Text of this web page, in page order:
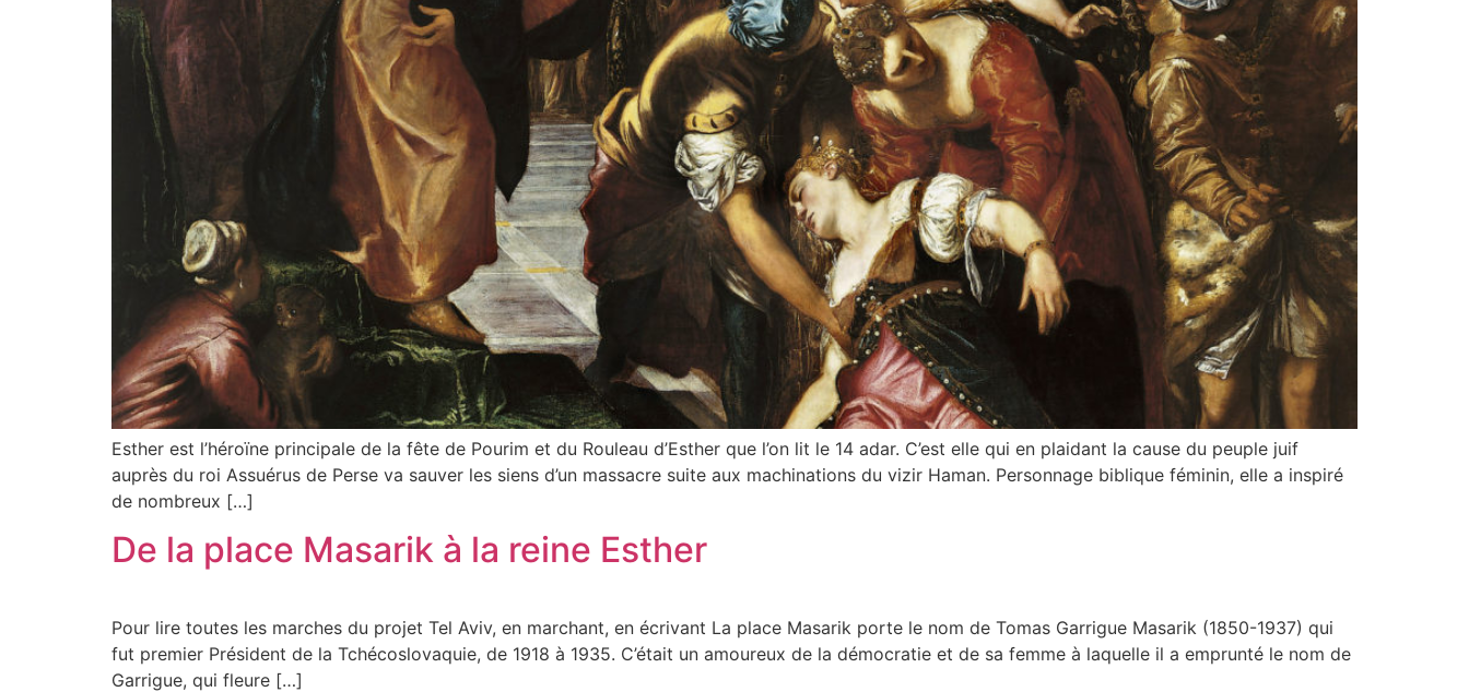
Esther est l’héroïne principale de la fête de Pourim et du Rouleau d’Esther que l’on lit le 14 adar. C’est elle qui en plaidant la cause du peuple juif
auprès du roi Assuérus de Perse va sauver les siens d’un massacre suite aux machinations du vizir Haman. Personnage biblique féminin, elle a inspiré
de nombreux […]
De la place Masarik à la reine Esther
Pour lire toutes les marches du projet Tel Aviv, en marchant, en écrivant La place Masarik porte le nom de Tomas Garrigue Masarik (1850-1937) qui
fut premier Président de la Tchécoslovaquie, de 1918 à 1935. C’était un amoureux de la démocratie et de sa femme à laquelle il a emprunté le nom de
Garrigue, qui fleure […]